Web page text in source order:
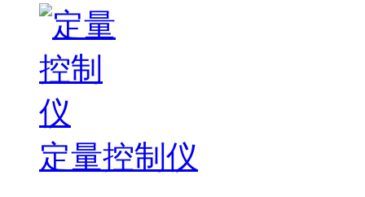
定量控制仪